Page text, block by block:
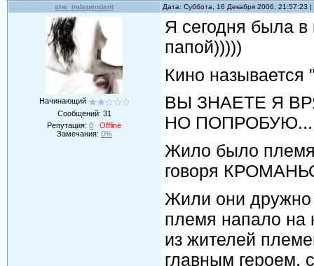
she_independent Дата: Суббота, 16 Декабря 2006, 21:57:23
Начинающий
Сообщений: 31
Репутация:0
Offline
Замечания: 0%
Я сегодня была в
папой)))))
Кино называется
ВЫ ЗНАЕТЕ Я
НО
Жило было
говоря
Жили они дружно
племя напало на
из жителей
главным героем,